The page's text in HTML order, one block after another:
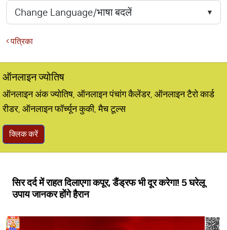
पत्रिका
ऑनलाइन ज्योतिष
ऑनलाइन अंक ज्योतिष, ऑनलाइन पंचांग कैलेंडर, ऑनलाइन टैरो कार्ड
रीडर, ऑनलाइन फॉर्च्यून कुकी, मैच टूल्स
क्लिक करें
सिर दर्द में राहत दिलाएगा कपूर, डैंड्रफ भी दूर करेगा! 5 घरेलू
उपाय जानकर होंगे हैरान